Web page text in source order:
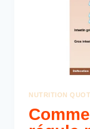
NUTRITION